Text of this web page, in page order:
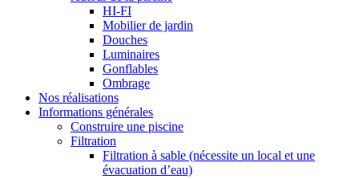
HI-FI
Mobilier de jardin
Douches
Luminaires
Gonflables
Ombrage
Nos réalisations
Informations générales
Construire une piscine
Filtration
Filtration à sable (nécessite un local et une
évacuation d’eau)